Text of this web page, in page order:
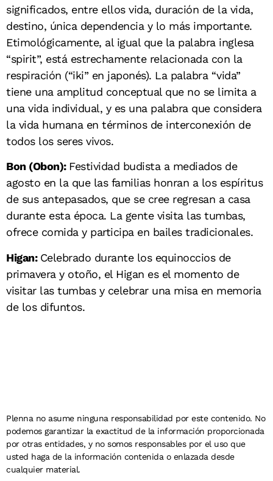
significados, entre ellos vida, duración de la vida,
destino, única dependencia y lo más importante.
Etimológicamente, al igual que la palabra inglesa
“spirit”, está estrechamente relacionada con la
respiración (“iki” en japonés). La palabra “vida”
tiene una amplitud conceptual que no se limita a
una vida individual, y es una palabra que considera
la vida humana en términos de interconexión de
todos los seres vivos.
Bon (Obon): Festividad budista a mediados de
agosto en la que las familias honran a los espíritus
de sus antepasados, que se cree regresan a casa
durante esta época. La gente visita las tumbas,
ofrece comida y participa en bailes tradicionales.
Higan: Celebrado durante los equinoccios de
primavera y otoño, el Higan es el momento de
visitar las tumbas y celebrar una misa en memoria
de los difuntos.
Plenna no asume ninguna responsabilidad por este contenido. No
podemos garantizar la exactitud de la información proporcionada
por otras entidades, y no somos responsables por el uso que
usted haga de la información contenida o enlazada desde
cualquier material.